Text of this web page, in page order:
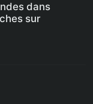
dans
sur